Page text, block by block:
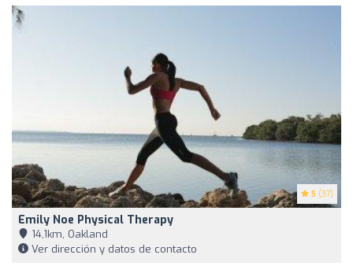
5 (37)
Emily Noe Physical Therapy
14,1km, Oakland
Ver dirección y datos de contacto